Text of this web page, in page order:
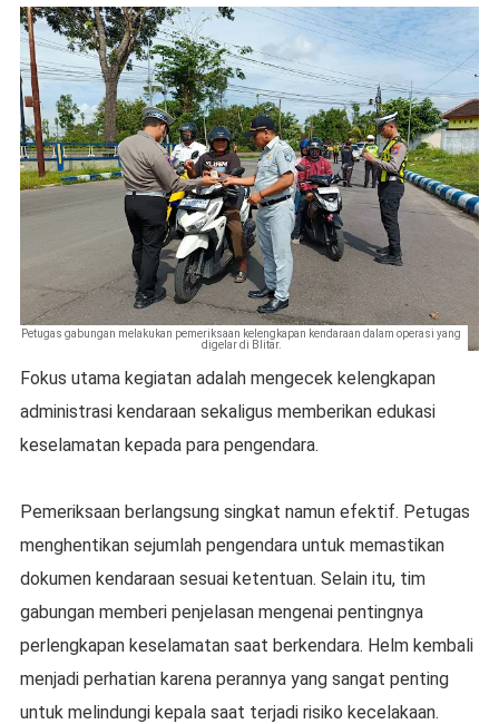
Petugas gabungan melakukan pemeriksaan kelengkapan kendaraan dalam operasi yang
digelar di Blitar.
Fokus utama kegiatan adalah mengecek kelengkapan
administrasi kendaraan sekaligus memberikan edukasi
keselamatan kepada para pengendara.
Pemeriksaan berlangsung singkat namun efektif. Petugas
menghentikan sejumlah pengendara untuk memastikan
dokumen kendaraan sesuai ketentuan. Selain itu, tim
gabungan memberi penjelasan mengenai pentingnya
perlengkapan keselamatan saat berkendara. Helm kembali
menjadi perhatian karena perannya yang sangat penting
untuk melindungi kepala saat terjadi risiko kecelakaan.